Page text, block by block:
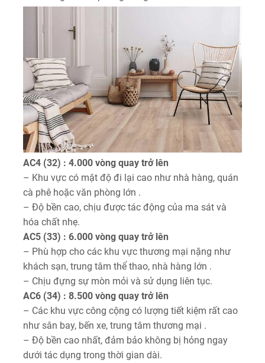
AC4 (32) : 4.000 vòng quay trở lên
– Khu vực có mật độ đi lại cao như nhà hàng, quán
cà phê hoặc văn phòng lớn .
– Độ bền cao, chịu được tác động của ma sát và
hóa chất nhẹ.
AC5 (33) : 6.000 vòng quay trở lên
– Phù hợp cho các khu vực thương mại nặng như
khách sạn, trung tâm thể thao, nhà hàng lớn .
– Chịu đựng sự mòn mỏi và sử dụng liên tục.
AC6 (34) : 8.500 vòng quay trở lên
– Các khu vực công cộng có lượng tiết kiệm rất cao
như sân bay, bến xe, trung tâm thương mại .
– Độ bền cao nhất, đảm bảo không bị hỏng ngay
dưới tác dụng trong thời gian dài.